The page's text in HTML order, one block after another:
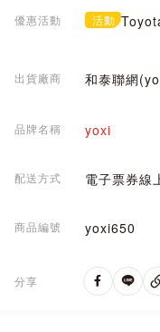
優惠活動 活動
出貨廠商 和泰聯網
品牌名稱 yoxi
配送方式 電子票券線
商品編號 yoxi650
分享